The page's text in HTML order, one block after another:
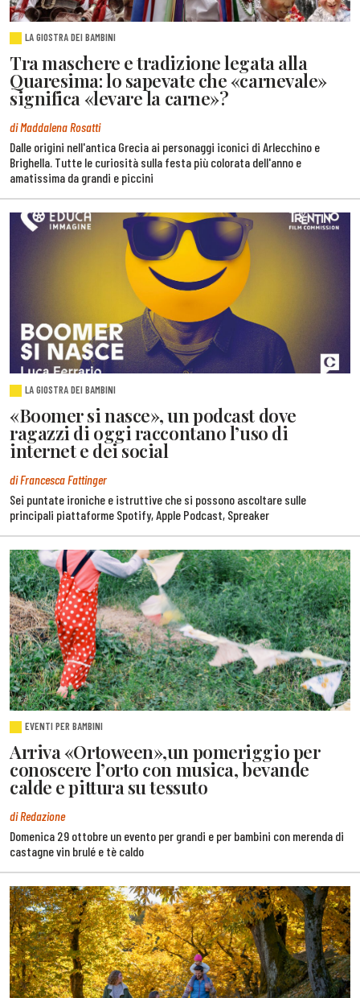
LA GIOSTRA DEI BAMBINI
Tra maschere e tradizione legata alla
Quaresima: lo sapevate che «carnevale»
significa «levare la carne»?
di Maddalena Rosatti
Dalle origini nell'antica Grecia ai personaggi iconici di Arlecchino e
Brighella. Tutte le curiosità sulla festa più colorata dell'anno e
amatissima da grandi e piccini
LA GIOSTRA DEI BAMBINI
«Boomer si nasce», un podcast dove
ragazzi di oggi raccontano l’uso di
internet e dei social
di Francesca Fattinger
Sei puntate ironiche e istruttive che si possono ascoltare sulle
principali piattaforme Spotify, Apple Podcast, Spreaker
EVENTI PER BAMBINI
Arriva «Ortoween»,un pomeriggio per
conoscere l’orto con musica, bevande
calde e pittura su tessuto
di Redazione
Domenica 29 ottobre un evento per grandi e per bambini con merenda di
castagne vin brulé e tè caldo